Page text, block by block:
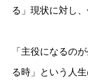
る」現状に対し
「主役になるの
る時」という人